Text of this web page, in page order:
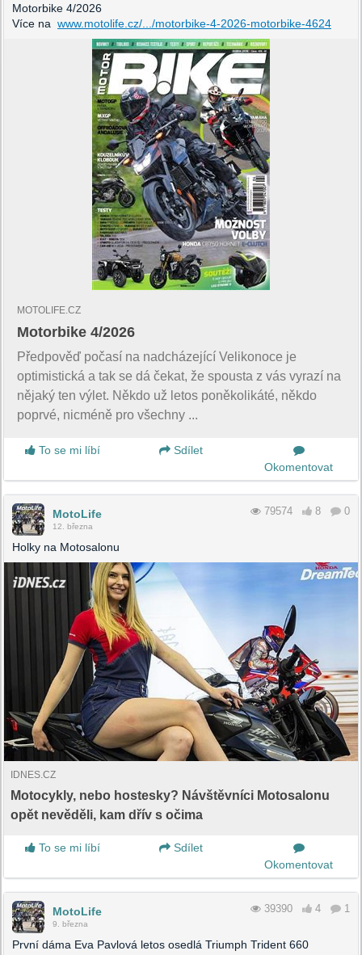
Motorbike 4/2026
Více na www.motolife.cz/.../motorbike-4-2026-motorbike-4624
MOTOLIFE.CZ
Motorbike 4/2026
Předpověď počasí na nadcházející Velikonoce je
optimistická a tak se dá čekat, že spousta z vás vyrazí na
nějaký ten výlet. Někdo už letos poněkolikáté, někdo
poprvé, nicméně pro všechny ...
To se mi líbí
Sdílet
Okomentovat
MotoLife
12. března
79574 8 0
Holky na Motosalonu
IDNES.CZ
Motocykly, nebo hostesky? Návštěvníci Motosalonu
opět nevěděli, kam dřív s očima
To se mi líbí
Sdílet
Okomentovat
MotoLife
9. března
39390 4 1
První dáma Eva Pavlová letos osedlá Triumph Trident 660